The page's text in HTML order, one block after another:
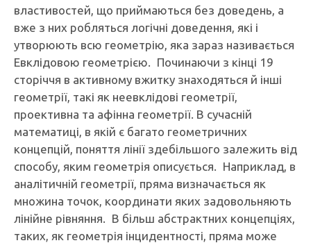
властивостей, що приймаються без доведень, а
вже з них робляться логічні доведення, які і
утворюють всю геометрію, яка зараз називається
Евклідовою геометрією. Починаючи з кінці 19
сторіччя в активному вжитку знаходяться й інші
геометрії, такі як неевклідові геометрії,
проективна та афінна геометрії. В сучасній
математиці, в якій є багато геометричних
концепцій, поняття лінії здебільшого залежить від
способу, яким геометрія описується. Наприклад, в
аналітичній геометрії, пряма визначається як
множина точок, координати яких задовольняють
лінійне рівняння. В більш абстрактних концепціях,
таких, як геометрія інцидентності, пряма може